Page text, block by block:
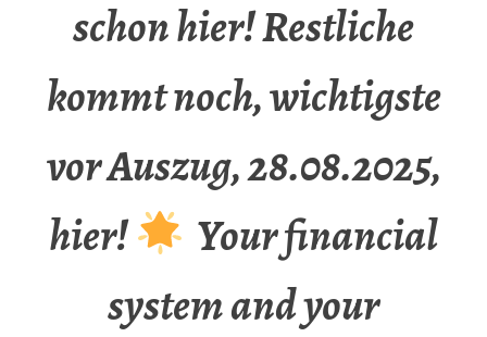
schon hier! Restliche
kommt noch, wichtigste
vor Auszug, 28.08.2025,
hier!
Your financial
system and your